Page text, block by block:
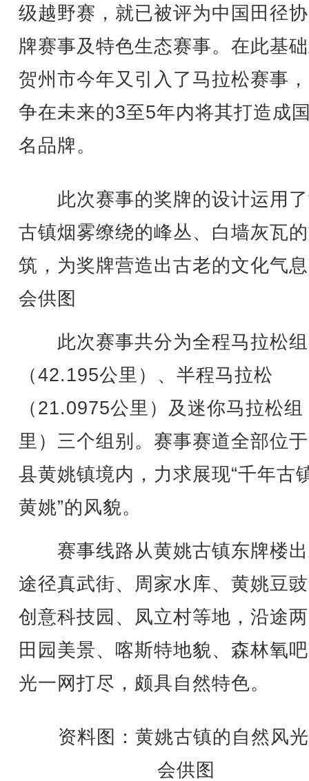
级越野赛，就已被评为中国田径
牌赛事及特色生态赛事。在此基
贺州市今年又引入了马拉松赛事
争在未来的3至5年内将其打造成
名品牌。
此次赛事的奖牌的设计运用
古镇烟雾缭绕的峰丛、白墙灰瓦
筑，为奖牌营造出古老的文化气
会供图
此次赛事共分为全程马拉松组
（42.195公里）、半程马拉松
（21.0975公里）及迷你马拉松
里）三个组别。赛事赛道全部位
县黄姚镇境内，力求展现“千年古
黄姚”的风貌。
赛事线路从黄姚古镇东牌楼
途径真武街、周家水库、黄姚豆
创意科技园、凤立村等地，沿途
田园美景、喀斯特地貌、森林氧
光一网打尽，颇具自然特色。
资料图：黄姚古镇的自然风
会供图